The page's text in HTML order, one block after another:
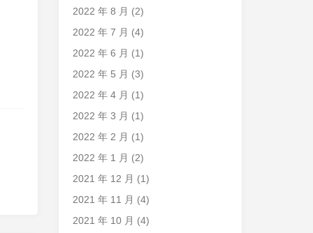
2022 年 8 月 (2)
2022 年 7 月 (4)
2022 年 6 月 (1)
2022 年 5 月 (3)
2022 年 4 月 (1)
2022 年 3 月 (1)
2022 年 2 月 (1)
2022 年 1 月 (2)
2021 年 12 月 (1)
2021 年 11 月 (4)
2021 年 10 月 (4)